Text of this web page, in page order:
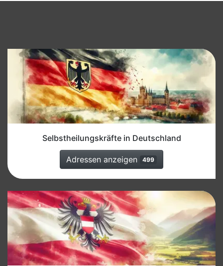
Selbstheilungskräfte in Deutschland
Adressen anzeigen 499